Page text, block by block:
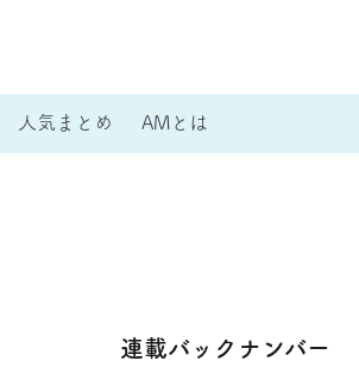
人気まとめ AMとは
連載バックナンバー